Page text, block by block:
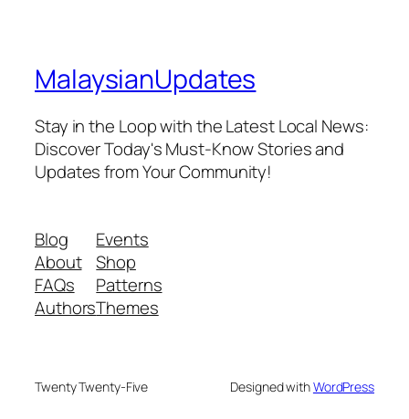
MalaysianUpdates
Stay in the Loop with the Latest Local News:
Discover Today's Must-Know Stories and
Updates from Your Community!
Blog
About
FAQs
Authors
Events
Shop
Patterns
Themes
Twenty Twenty-Five Designed withWordPress